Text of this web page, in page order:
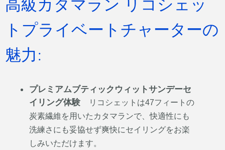
高級カタマラン リコシェッ
トプライベートチャーターの
魅力:
プレミアムブティックウィットサンデーセ
イリング体験
リコシェットは47フィートの
炭素繊維を用いたカタマランで、快適性にも
洗練さにも妥協せず爽快にセイリングをお楽
しみいただけます。